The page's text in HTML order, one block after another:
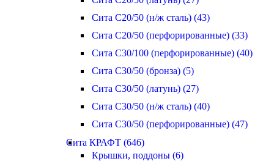
Сита С20/50 (н/ж сталь) (43)
Сита С20/50 (перфорированные) (33)
Сита С30/100 (перфорированные) (40)
Сита С30/50 (бронза) (5)
Сита С30/50 (латунь) (27)
Сита С30/50 (н/ж сталь) (40)
Сита С30/50 (перфорированные) (47)
Сита КРАФТ (646)
Крышки, поддоны (6)